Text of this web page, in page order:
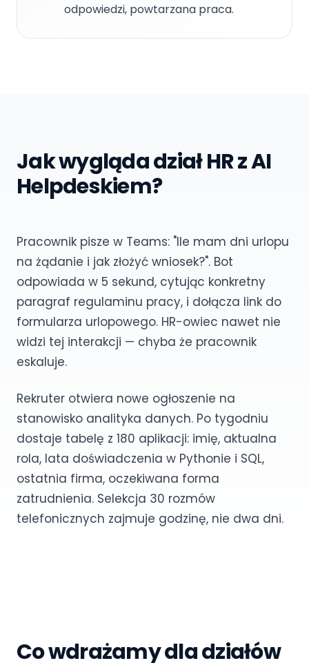
odpowiedzi, powtarzana praca.
Jak wygląda dział HR z AI
Helpdeskiem?
Pracownik pisze w Teams: "Ile mam dni urlopu
na żądanie i jak złożyć wniosek?". Bot
odpowiada w 5 sekund, cytując konkretny
paragraf regulaminu pracy, i dołącza link do
formularza urlopowego. HR-owiec nawet nie
widzi tej interakcji — chyba że pracownik
eskaluje.
Rekruter otwiera nowe ogłoszenie na
stanowisko analityka danych. Po tygodniu
dostaje tabelę z 180 aplikacji: imię, aktualna
rola, lata doświadczenia w Pythonie i SQL,
ostatnia firma, oczekiwana forma
zatrudnienia. Selekcja 30 rozmów
telefonicznych zajmuje godzinę, nie dwa dni.
Co wdrażamy dla działów